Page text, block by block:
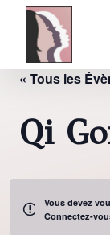
Skip to main
« Tous les
Qi
Vous devez
Connectez-